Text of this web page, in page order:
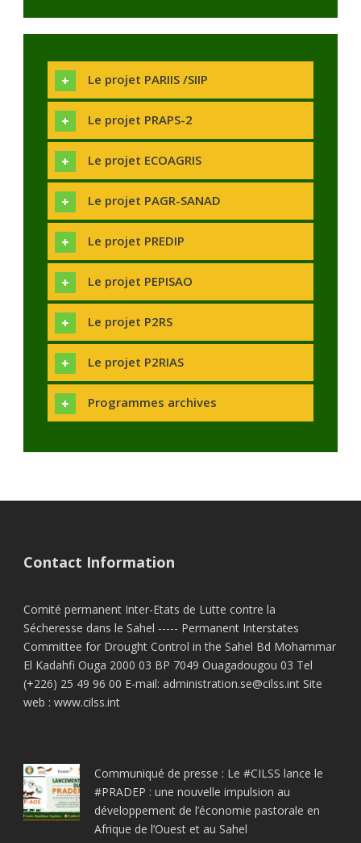
Le projet PARIIS /SIIP
Le projet PRAPS-2
Le projet ECOAGRIS
Le projet PAGR-SANAD
Le projet PREDIP
Le projet PEPISAO
Le projet P2RS
Le projet P2RIAS
Programmes archives
Contact Information
Comité permanent Inter-Etats de Lutte contre la
Sécheresse dans le Sahel ----- Permanent Interstates
Committee for Drought Control in the Sahel Bd Mohammar
El Kadahfi Ouga 2000 03 BP 7049 Ouagadougou 03 Tel
(+226) 25 49 96 00 E-mail: administration.se@cilss.int Site
web : www.cilss.int
Communiqué de presse : Le #CILSS lance le
#PRADEP : une nouvelle impulsion au
développement de l’économie pastorale en
Afrique de l’Ouest et au Sahel